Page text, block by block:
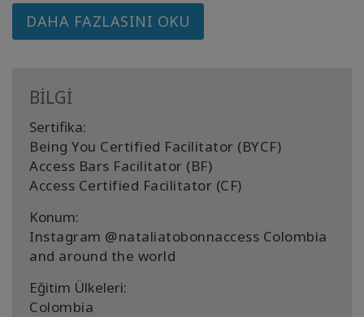
DAHA FAZLASINI OKU
BİLGİ
Sertifika:
Being You Certified Facilitator (BYCF)
Access Bars Facilitator (BF)
Access Certified Facilitator (CF)
Konum:
Instagram @nataliatobonnaccess Colombia
and around the world
Eğitim Ülkeleri:
Colombia